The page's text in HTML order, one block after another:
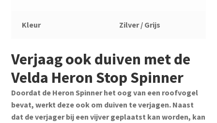
Kleur Zilver / Grijs
Verjaag ook duiven met de
Velda Heron Stop Spinner
Doordat de Heron Spinner het oog van een roofvogel
bevat, werkt deze ook om duiven te verjagen. Naast
dat de verjager bij een vijver geplaatst kan worden, kan